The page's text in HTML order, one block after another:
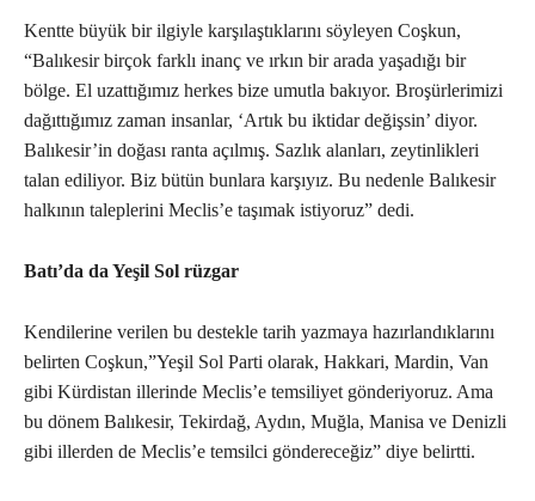
Kentte büyük bir ilgiyle karşılaştıklarını söyleyen Coşkun,
“Balıkesir birçok farklı inanç ve ırkın bir arada yaşadığı bir
bölge. El uzattığımız herkes bize umutla bakıyor. Broşürlerimizi
dağıttığımız zaman insanlar, ‘Artık bu iktidar değişsin’ diyor.
Balıkesir’in doğası ranta açılmış. Sazlık alanları, zeytinlikleri
talan ediliyor. Biz bütün bunlara karşıyız. Bu nedenle Balıkesir
halkının taleplerini Meclis’e taşımak istiyoruz” dedi.
Batı’da da Yeşil Sol rüzgar
Kendilerine verilen bu destekle tarih yazmaya hazırlandıklarını
belirten Coşkun,”Yeşil Sol Parti olarak, Hakkari, Mardin, Van
gibi Kürdistan illerinde Meclis’e temsiliyet gönderiyoruz. Ama
bu dönem Balıkesir, Tekirdağ, Aydın, Muğla, Manisa ve Denizli
gibi illerden de Meclis’e temsilci göndereceğiz” diye belirtti.